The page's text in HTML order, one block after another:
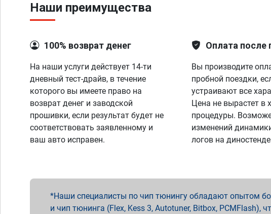
Наши преимущества
100% возврат денег
На наши услуги действует 14-ти
дневный тест-драйв, в течение
которого вы имеете право на
возврат денег и заводской
прошивки, если результат будет не
соответствовать заявленному и
ваш авто исправен.
Оплата после
Вы производите
пробной поездки,
устраивают все
Цена не вырастет в
процедуры.
изменений
логов на
Наши специалисты по чип тюнингу обладают опытом
и чип тюнинга (Flex, Kess 3, Autotuner, Bitbox, PCMFlash),